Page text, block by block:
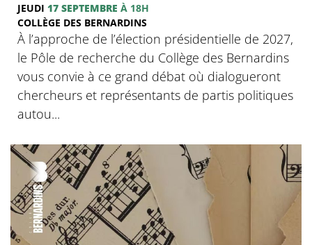
JEUDI 17 SEPTEMBRE À 18H
COLLÈGE DES BERNARDINS
À l’approche de l’élection présidentielle de 2027,
le Pôle de recherche du Collège des Bernardins
vous convie à ce grand débat où dialogueront
chercheurs et représentants de partis politiques
autou...